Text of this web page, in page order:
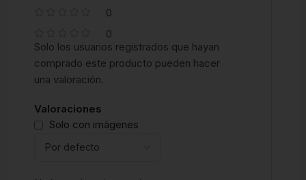
0
0
Valoraciones
Solo con imágenes
Solo los usuarios registrados que hayan
comprado este producto pueden hacer
una valoración.